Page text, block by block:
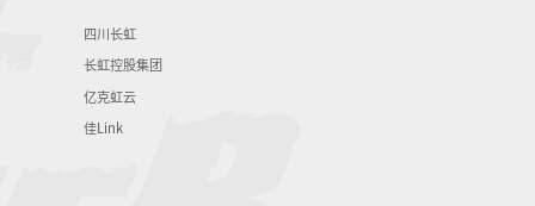
四川长虹
长虹控股集团
亿克虹云
佳Link